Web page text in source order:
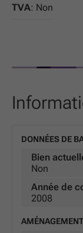
TVA: Non
DONNÉES DE
Bien
Non
Année de
2008